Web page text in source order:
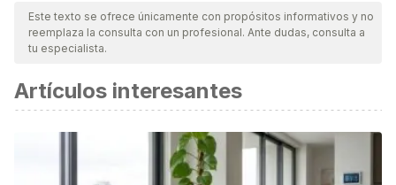
Este texto se ofrece únicamente con propósitos informativos y no
reemplaza la consulta con un profesional. Ante dudas, consulta a
tu especialista.
Artículos interesantes